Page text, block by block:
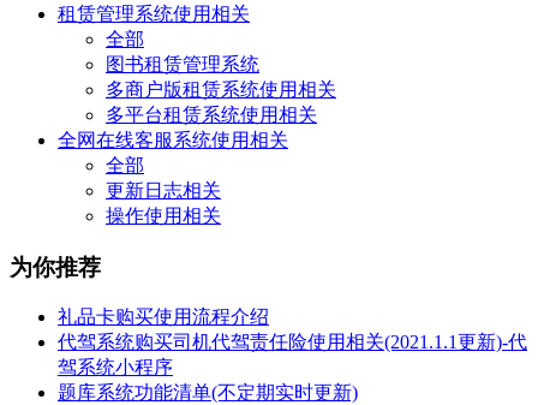
租赁管理系统使用相关
全部
图书租赁管理系统
多商户版租赁系统使用相关
多平台租赁系统使用相关
全网在线客服系统使用相关
全部
更新日志相关
操作使用相关
为你推荐
礼品卡购买使用流程介绍
代驾系统购买司机代驾责任险使用相关(2021.1.1更新)-代
驾系统小程序
题库系统功能清单(不定期实时更新)